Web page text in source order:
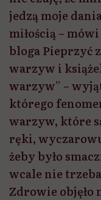
jedzą moje
miłością –
bloga Pieprzyć
warzyw i
warzyw” –
którego
warzyw, które
ręki,
żeby było
wcale nie
Zdrowie objęło